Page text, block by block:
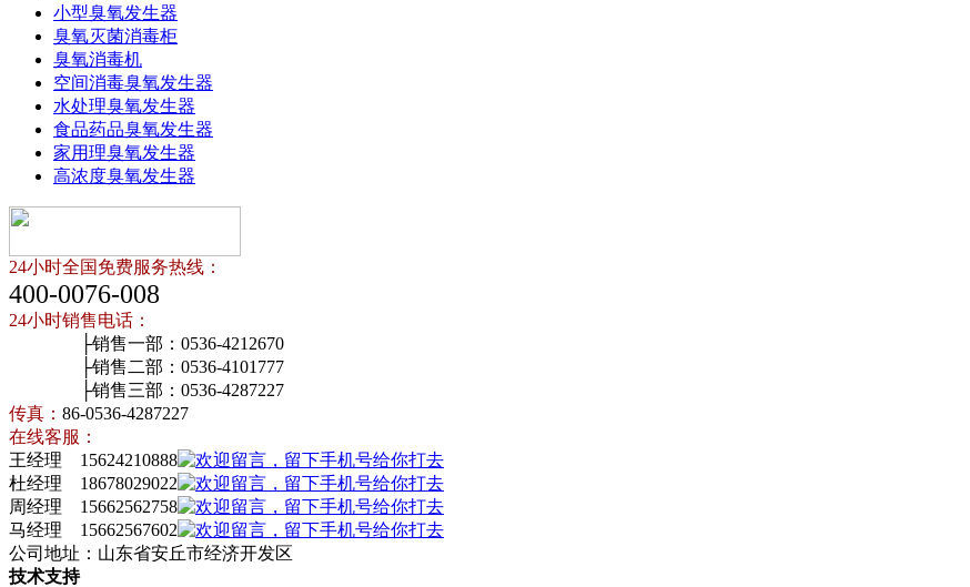
小型臭氧发生器
臭氧灭菌消毒柜
臭氧消毒机
空间消毒臭氧发生器
水处理臭氧发生器
食品药品臭氧发生器
家用理臭氧发生器
高浓度臭氧发生器
24小时全国免费服务热线：
400-0076-008
24小时销售电话：
├销售一部：0536-4212670
├销售二部：0536-4101777
├销售三部：0536-4287227
传真： 86-0536-4287227
在线客服：
王经理 15624210888
杜经理 18678029022
周经理 15662562758
马经理 15662567602
公司地址：山东省安丘市经济开发区
技术支持